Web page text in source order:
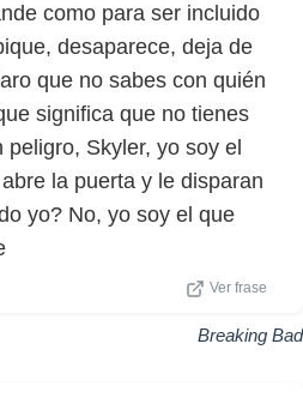
como para ser incluido
desaparece, deja de
que no sabes con quién
significa que no tienes
Skyler, yo soy el
la puerta y le disparan
yo? No, yo soy el que
Ver frase
Breaking Bad